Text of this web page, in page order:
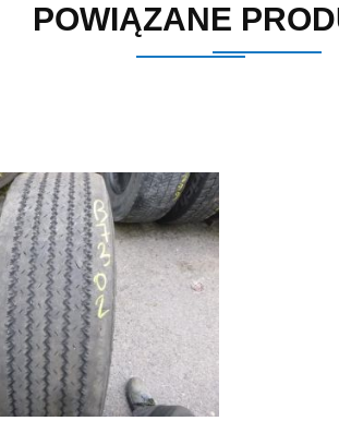
POWIĄZANE